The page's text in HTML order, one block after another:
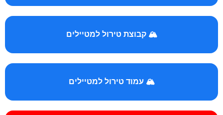
🏔️ קבוצת טירול למטיילים
🏔️ עמוד טירול למטיילים